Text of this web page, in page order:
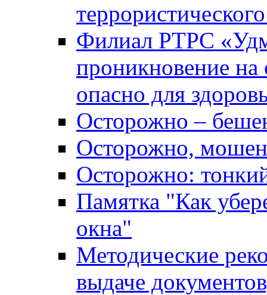
Филиал РТРС
проникновение на
опасно для
Осторожно –
Осторожно,
Осторожно:
Памятка "Как
окна"
Методические
выдаче